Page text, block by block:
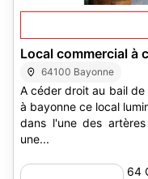
Local commercial à
64100 Bayonne
A céder droit au bail de 45 m2 emplacement no1 centre ville
à bayonne ce local lumineux en excellent état est très visible
dans l'une des artères
une...
64